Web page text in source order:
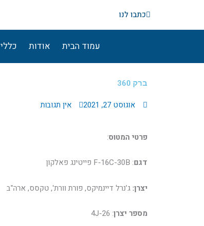
כתבו לנו
עמוד הבית אודות כללי
ברק 360
אוגוסט 27, 2021 אין תגובות
פרטי המטוס:
דגם: F-16C-30B פייטינג פאלקון
יצרן: ג'נרל דיינמיקס, פורת וורת', טקסס, ארה"ב
מספר יצרן: 4J-26